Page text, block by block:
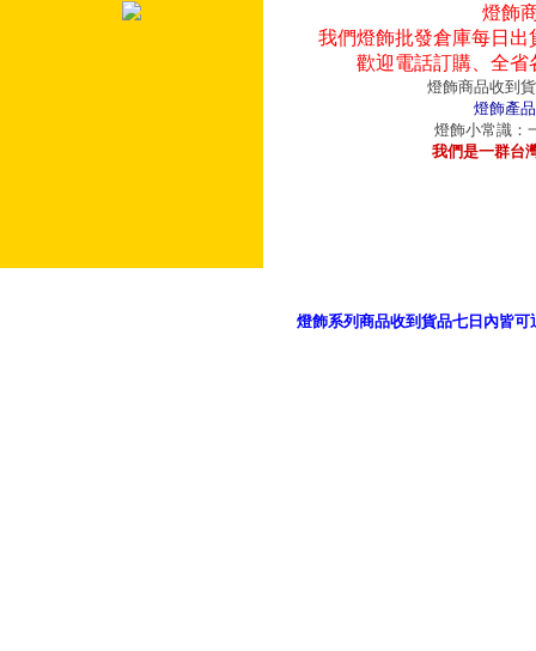
燈飾
我們燈飾批發倉庫每日
歡迎電話訂購、全
燈飾商品收到
燈飾產
燈飾小常識：
我們是一群台
燈飾系列商品收到貨品七日內皆